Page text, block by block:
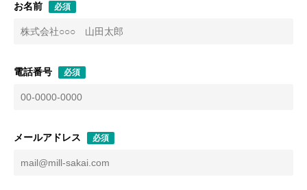
お名前 必須
電話番号 必須
メールアドレス 必須